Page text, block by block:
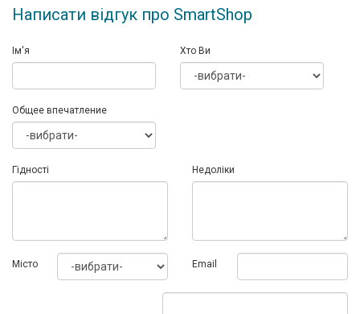
Написати відгук про SmartShop
Ім'я Хто Ви
Общее впечатление
Гідності Недоліки
Мiсто Email